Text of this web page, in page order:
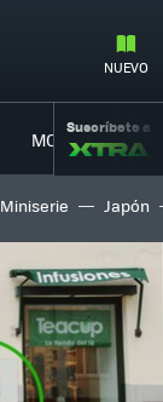
NUEVO
MOVILIDAD
Suscríbete a
Miniserie Japón